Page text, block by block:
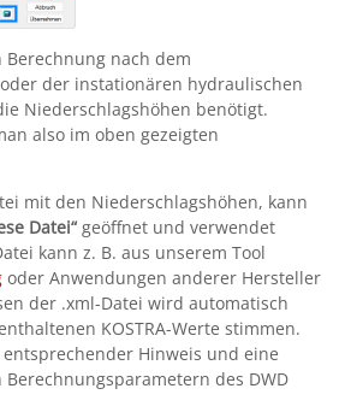
nach dem
der instationären hydraulischen
Niederschlagshöhen benötigt.
also im oben gezeigten
mit den Niederschlagshöhen, kann
Datei“geöffnet und verwendet
kann z. B. aus unserem Tool
oder Anwendungen anderer Hersteller
der .xml-Datei wird automatisch
KOSTRA-Werte stimmen.
Hinweis und eine
des DWD